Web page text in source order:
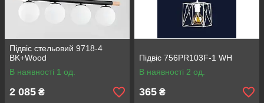
Підвіс стельовий 9718-4
BK+Wood
В наявності 1 од.
2 085 ₴
Підвіс 756PR103F-1 WH
В наявності 2 од.
365 ₴